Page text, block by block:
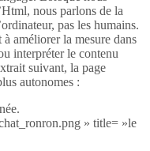
nous parlons de la
pas les humains.
améliorer la mesure dans
interpréter le contenu
suivant, la page
autonomes :
» title= »le